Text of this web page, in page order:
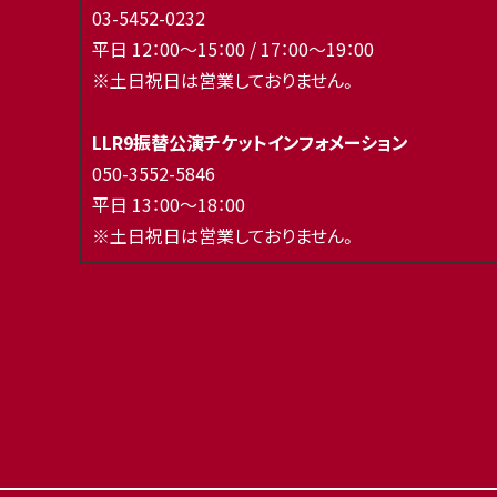
03-5452-0232
平日 12：00～15：00 / 17：00～19：00
※土日祝日は営業しておりません。
LLR9振替公演チケットインフォメーション
050-3552-5846
平日 13：00～18：00
※土日祝日は営業しておりません。